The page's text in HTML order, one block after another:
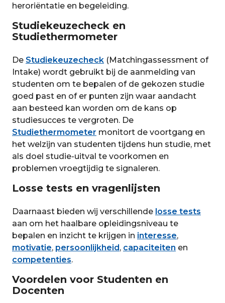
heroriëntatie en begeleiding.
Studiekeuzecheck en
Studiethermometer
De Studiekeuzecheck (Matchingassessment of
Intake) wordt gebruikt bij de aanmelding van
studenten om te bepalen of de gekozen studie
goed past en of er punten zijn waar aandacht
aan besteed kan worden om de kans op
studiesucces te vergroten. De
Studiethermometer monitort de voortgang en
het welzijn van studenten tijdens hun studie, met
als doel studie-uitval te voorkomen en
problemen vroegtijdig te signaleren.
Losse tests en vragenlijsten
Daarnaast bieden wij verschillende losse tests
aan om het haalbare opleidingsniveau te
bepalen en inzicht te krijgen in interesse,
motivatie, persoonlijkheid, capaciteiten en
competenties.
Voordelen voor Studenten en
Docenten